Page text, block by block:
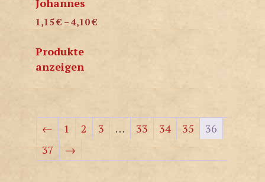
Johannes
1,15€ – 4,10€
Produkte
anzeigen
← 1 2 3 … 33 34 35
36
37
→